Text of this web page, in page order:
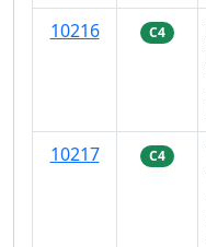
10216
C4
10217
C4